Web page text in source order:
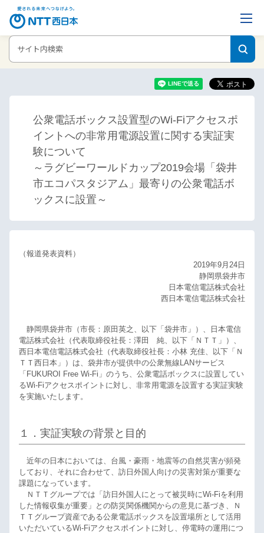
ホーム ニュースリリース
公衆電話ボックス設置型のWi-Fiアクセスポ
イントへの非常用電源設置に関する実証実験について
公衆電話ボックス設置型のWi-Fiアクセスポ
イントへの非常用電源設置に関する実証実
験について
～ラグビーワールドカップ2019会場「袋井
市エコパスタジアム」最寄りの公衆電話ボ
ックスに設置～
（報道発表資料）
2019年9月24日
静岡県袋井市
日本電信電話株式会社
西日本電信電話株式会社
静岡県袋井市（市長：原田英之、以下「袋井市」）、日本電信
電話株式会社（代表取締役社長：澤田 純、以下「ＮＴＴ」）、
西日本電信電話株式会社（代表取締役社長：小林 充佳、以下「Ｎ
ＴＴ西日本」）は、袋井市が提供中の公衆無線LANサービス
「FUKUROI Free Wi-Fi」のうち、公衆電話ボックスに設置してい
るWi-Fiアクセスポイントに対し、非常用電源を設置する実証実験
を実施いたします。
１．実証実験の背景と目的
近年の日本においては、台風・豪雨・地震等の自然災害が頻発
しており、それに合わせて、訪日外国人向けの災害対策が重要な
課題になっています。
ＮＴＴグループでは「訪日外国人にとって被災時にWi-Fiを利用
した情報収集が重要」との防災関係機関からの意見に基づき、Ｎ
ＴＴグループ資産である公衆電話ボックスを設置場所として活用
いただいているWi-Fiアクセスポイントに対し、停電時の運用につ